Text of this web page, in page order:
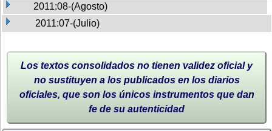
2011:08-(Agosto)
2011:07-(Julio)
Los textos consolidados no tienen validez oficial y
no sustituyen a los publicados en los diarios
oficiales, que son los únicos instrumentos que dan
fe de su autenticidad